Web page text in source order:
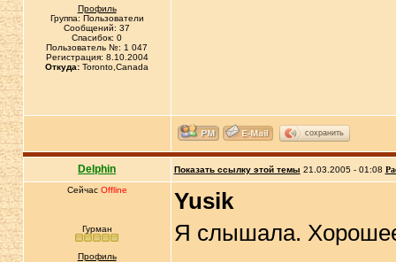
Профиль
Группа: Пользователи
Сообщений: 37
Спасибок: 0
Пользователь №: 1 047
Регистрация: 8.10.2004
Откуда: Toronto,Canada
сохранить
Delphin Показать ссылку этой темы 21.03.2005 - 01:08
Сейчас Offline
Гурман
Профиль
Yusik
Я слышала.